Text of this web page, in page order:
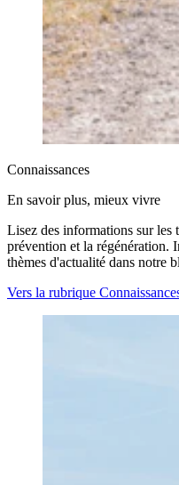
Connaissances
En savoir plus, mieux vivre
Lisez des informations sur les
prévention et la régénération.
thèmes d'actualité dans notre
Vers la rubrique